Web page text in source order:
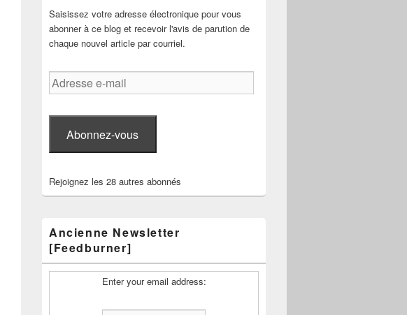
Saisissez votre adresse électronique pour vous
abonner à ce blog et recevoir l'avis de parution de
chaque nouvel article par courriel.
Adresse
e-
Abonnez-vous
Rejoignez les 28 autres abonnés
Ancienne Newsletter
[Feedburner]
Enter your email address: